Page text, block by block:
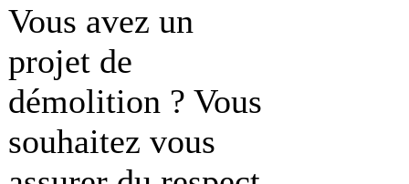
Vous avez un
projet de
démolition ? Vous
souhaitez vous